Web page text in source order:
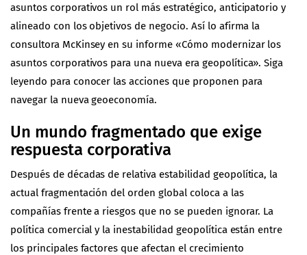
asuntos corporativos un rol más estratégico, anticipatorio y
alineado con los objetivos de negocio. Así lo afirma la
consultora McKinsey en su informe «Cómo modernizar los
asuntos corporativos para una nueva era geopolítica». Siga
leyendo para conocer las acciones que proponen para
navegar la nueva geoeconomía.
Un mundo fragmentado que exige
respuesta corporativa
Después de décadas de relativa estabilidad geopolítica, la
actual fragmentación del orden global coloca a las
compañías frente a riesgos que no se pueden ignorar. La
política comercial y la inestabilidad geopolítica están entre
los principales factores que afectan el crecimiento